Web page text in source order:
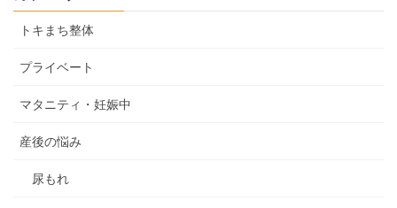
トキまち整体
プライベート
マタニティ・妊娠中
産後の悩み
尿もれ